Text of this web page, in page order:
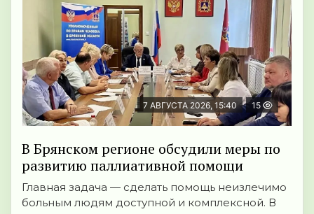
7 АВГУСТА 2026, 15:40 15
В Брянском регионе обсудили меры по
развитию паллиативной помощи
Главная задача — сделать помощь неизлечимо
больным людям доступной и комплексной. В